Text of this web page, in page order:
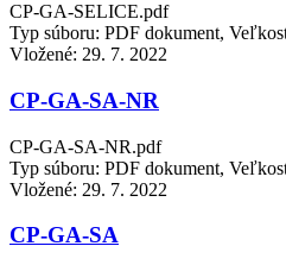
CP-GA-SELICE.pdf
Typ súboru: PDF dokument,
Vložené: 29. 7. 2022
CP-GA-SA-NR
CP-GA-SA-NR.pdf
Typ súboru: PDF dokument,
Vložené: 29. 7. 2022
CP-GA-SA